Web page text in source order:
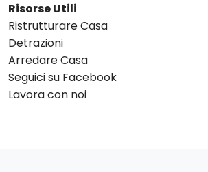
Risorse Utili
Ristrutturare Casa
Detrazioni
Arredare Casa
Seguici su Facebook
Lavora con noi